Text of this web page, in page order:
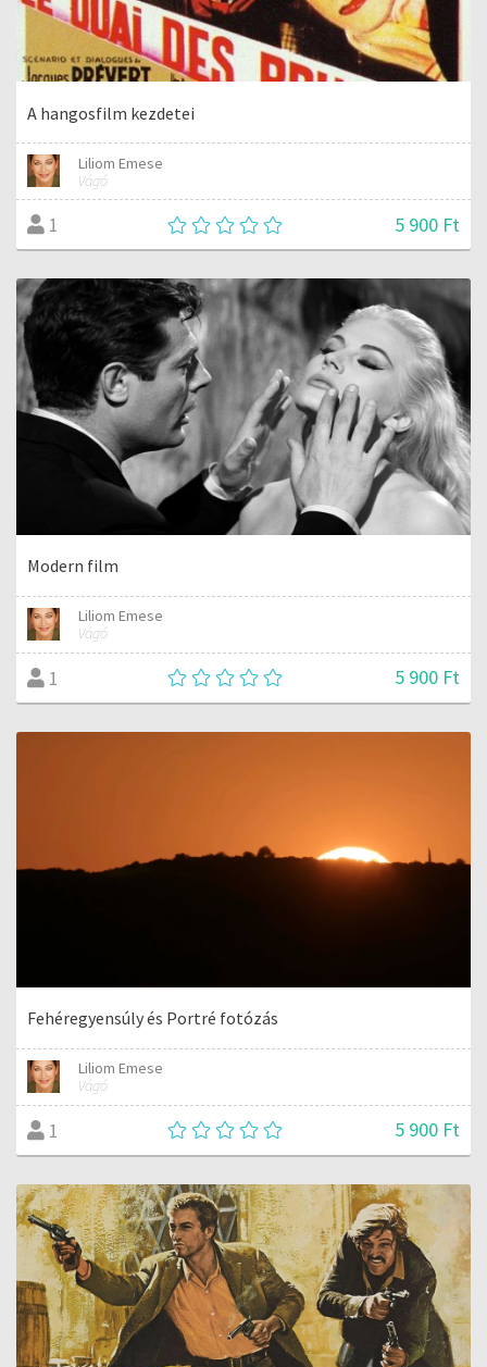
A hangosfilm kezdetei
Liliom Emese
Vágó
1 5 900 Ft
Modern film
Liliom Emese
Vágó
1 5 900 Ft
Fehéregyensúly és Portré fotózás
Liliom Emese
Vágó
1 5 900 Ft